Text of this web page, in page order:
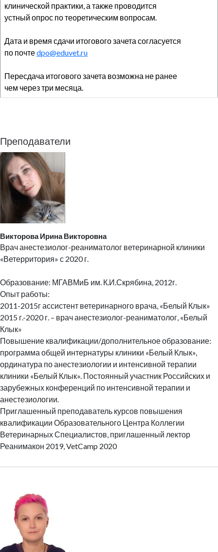
клинической практики, а также проводится
устный опрос по теоретическим вопросам.
Дата и время сдачи итогового зачета согласуется
по почтеdpo@eduvet.ru
Пересдача итогового зачета возможна не ранее
чем через три месяца.
Преподаватели
Викторова Ирина Викторовна
Врач анестезиолог-реаниматолог ветеринарной клиники
«Ветерритория» с 2020 г.
Образование: МГАВМиБ им. К.И.Скрябина, 2012г.
Опыт работы:
2011-2015г ассистент ветеринарного врача, «Белый Клык»
2015 г.-2020 г. – врач анестезиолог-реаниматолог, «Белый
Клык»
Повышение квалификации/дополнительное образование:
программа общей интернатуры клиники «Белый Клык»,
ординатура по анестезиологии и интенсивной терапии
клиники «Белый Клык». Постоянный участник Российских и
зарубежных конференций по интенсивной терапии и
анестезиологии.
Приглашенный преподаватель курсов повышения
квалификации Образовательного Центра Коллегии
Ветеринарных Специалистов, приглашенный лектор
Реанимакон 2019, VetCamp 2020